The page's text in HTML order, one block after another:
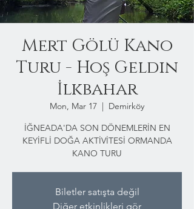
Mert Gölü Kano
Turu - Hoş Geldin
İlkbahar
Mon, Mar 17
  |
Demirköy
İĞNEADA'DA SON DÖNEMLERİN EN
KEYİFLİ DOĞA AKTİVİTESİ ORMANDA
KANO TURU
Biletler satışta değil
Diğer etkinlikleri gör